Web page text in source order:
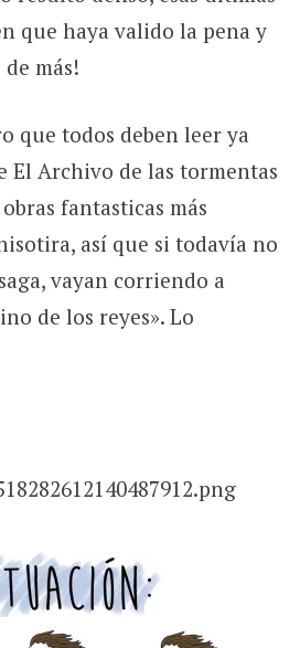
que haya valido la pena y
más!
que todos deben leer ya
El Archivo de las tormentas
fantasticas más
así que si todavía no
vayan corriendo a
de los reyes». Lo